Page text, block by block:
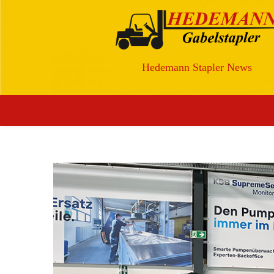
Hedemann Stapler News